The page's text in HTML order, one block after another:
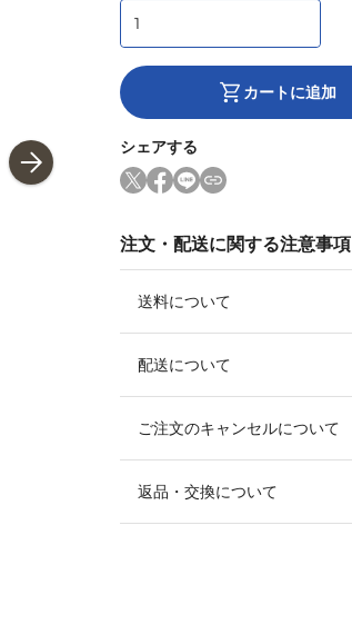
カートに追加
シェアする
注文・配送に関する注意事項
送料について
配送について
ご注文のキャンセルについて
返品・交換について